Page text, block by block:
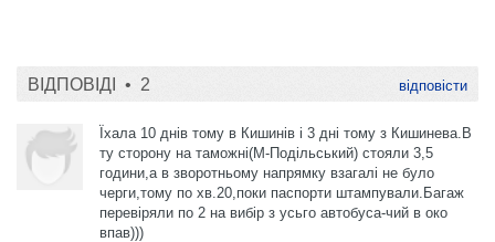
ВІДПОВІДІ • 2 відповісти
Їхала 10 днів тому в Кишинів і 3 дні тому з Кишинева.В
ту сторону на таможні(М-Подільський) стояли 3,5
години,а в зворотньому напрямку взагалі не було
черги,тому по хв.20,поки паспорти штампували.Багаж
перевіряли по 2 на вибір з усьго автобуса-чий в око
впав)))